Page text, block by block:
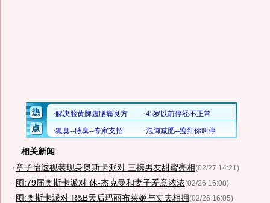
相关新闻
·章子怡透视装现身奥斯卡派对 三携男友甜蜜亮相(02/27 14:21)
·图:79届奥斯卡派对 休-杰克曼和妻子爱意浓浓(02/26 16:08)
·图:奥斯卡派对 R&B天后玛丽布莱姬与丈夫相拥(02/26 16:05)